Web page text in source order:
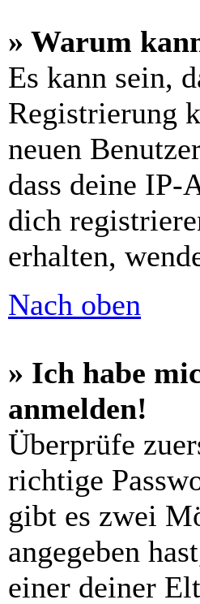
» Warum
Es kann sein,
Registrierung
neuen
dass deine IP-
dich
erhalten,
Nach oben
» Ich habe
anmelden!
Überprüfe
richtige
gibt es zwei
angegeben
einer deiner